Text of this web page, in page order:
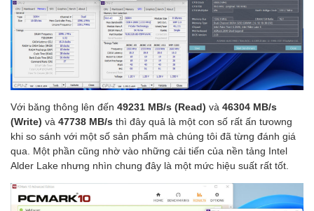
Với băng thông lên đến 49231 MB/s (Read) và 46304 MB/s
(Write) và 47738 MB/s thì đây quả là một con số rất ấn tưowng
khi so sánh với một số sản phẩm mà chúng tôi đã từng đánh giá
qua. Một phần cũng nhờ vào những cải tiến của nền tảng Intel
Alder Lake nhưng nhìn chung đây là một mức hiệu suất rất tốt.